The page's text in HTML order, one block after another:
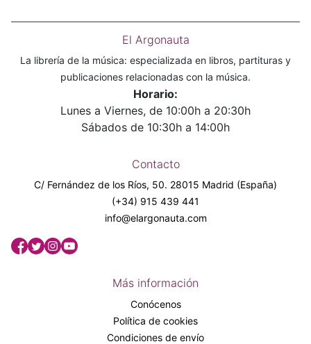
El Argonauta
La librería de la música: especializada en libros, partituras y
publicaciones relacionadas con la música.
Horario:
Lunes a Viernes, de 10:00h a 20:30h
Sábados de 10:30h a 14:00h
Contacto
C/ Fernández de los Ríos, 50. 28015 Madrid (España)
(+34) 915 439 441
info@elargonauta.com
Más información
Conócenos
Política de cookies
Condiciones de envío